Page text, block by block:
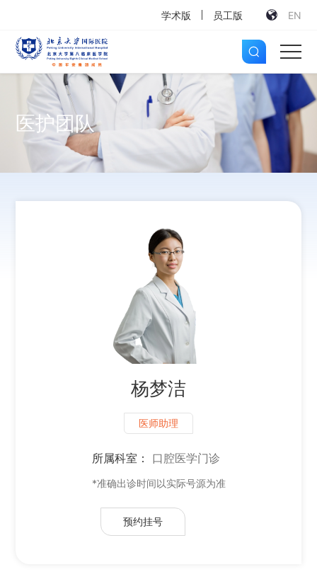
学术版 员工版 EN
医护团队
杨梦洁
医师助理
所属科室： 口腔医学门诊
*准确出诊时间以实际号源为准
预约挂号